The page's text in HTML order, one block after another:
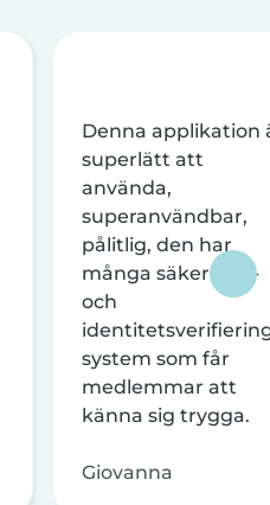
Denna applikation
superlätt att
använda,
superanvändbar,
pålitlig, den har
många säkerhets-
och
system som får
medlemmar att
känna sig trygga.
Giovanna